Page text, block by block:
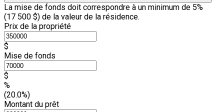
La mise de fonds doit correspondre à un minimum de 5%
(17 500 $) de la valeur de la résidence.
Prix de la propriété
$
Mise de fonds
$
%
(20.0%)
Montant du prêt